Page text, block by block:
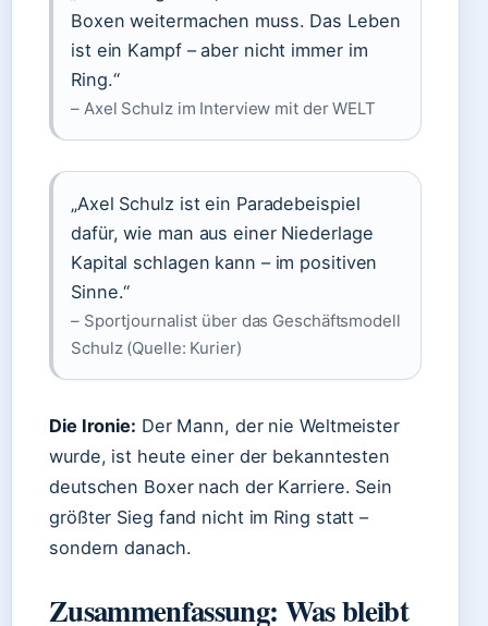
Boxen weitermachen muss. Das Leben
ist ein Kampf – aber nicht immer im
Ring.“
– Axel Schulz im Interview mit der WELT
„Axel Schulz ist ein Paradebeispiel
dafür, wie man aus einer Niederlage
Kapital schlagen kann – im positiven
Sinne.“
– Sportjournalist über das Geschäftsmodell
Schulz (Quelle: Kurier)
Die Ironie: Der Mann, der nie Weltmeister
wurde, ist heute einer der bekanntesten
deutschen Boxer nach der Karriere. Sein
größter Sieg fand nicht im Ring statt –
sondern danach.
Zusammenfassung: Was bleibt